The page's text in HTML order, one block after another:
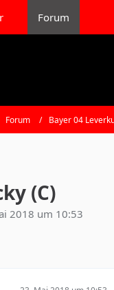
Forum
Forum Bayer 04
(C)
2018 um 10:53